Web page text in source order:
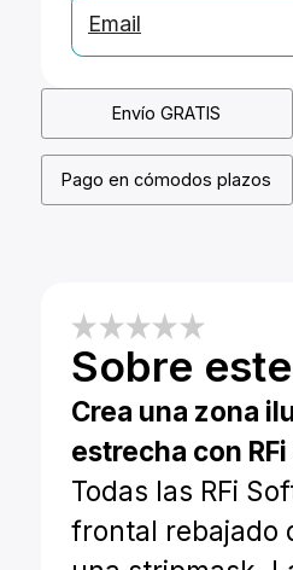
Email
Envío GRATIS
Pago en cómodos plazos
Sobre
Crea una zona
estrecha con
Todas las RFi
frontal rebajado